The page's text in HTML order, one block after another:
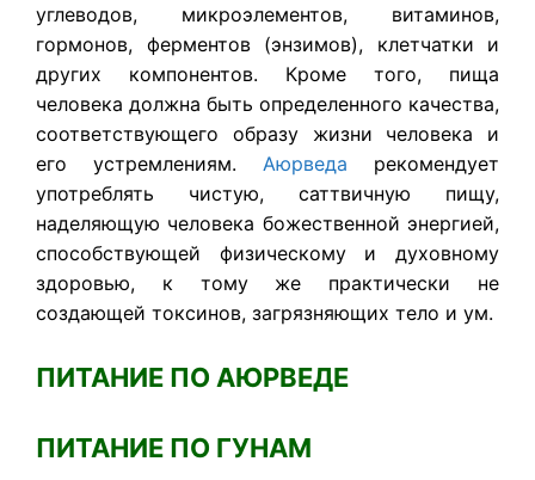
углеводов, микроэлементов, витаминов,
гормонов, ферментов (энзимов), клетчатки и
других компонентов. Кроме того, пища
человека должна быть определенного качества,
соответствующего образу жизни человека и
его устремлениям. Аюрведа рекомендует
употреблять чистую, саттвичную пищу,
наделяющую человека божественной энергией,
способствующей физическому и духовному
здоровью, к тому же практически не
создающей токсинов, загрязняющих тело и ум.
ПИТАНИЕ ПО АЮРВЕДЕ
ПИТАНИЕ ПО ГУНАМ